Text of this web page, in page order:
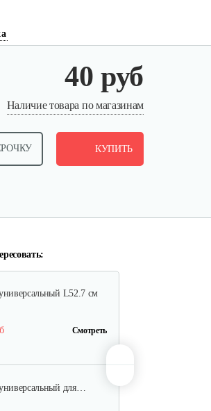
40 руб
Наличие товара по магазинам
КУПИТЬ
запасных ножей AL-KO
Смотреть
L52.7 см
Смотреть
для…